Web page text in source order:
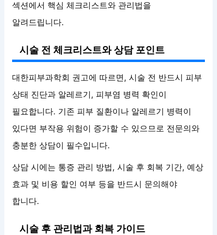
섹션에서 핵심 체크리스트와 관리법을
알려드립니다.
시술 전 체크리스트와 상담 포인트
대한피부과학회 권고에 따르면, 시술 전 반드시 피부
상태 진단과 알레르기, 피부염 병력 확인이
필요합니다. 기존 피부 질환이나 알레르기 병력이
있다면 부작용 위험이 증가할 수 있으므로 전문의와
충분한 상담이 필수입니다.
상담 시에는 통증 관리 방법, 시술 후 회복 기간, 예상
효과 및 비용 할인 여부 등을 반드시 문의해야
합니다.
시술 후 관리법과 회복 가이드